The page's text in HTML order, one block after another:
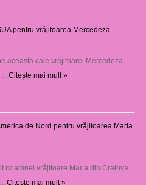
pentru vrăjitoarea Mercedeza
această cale vrăjitoarei Mercedeza
Citește mai mult »
de Nord pentru vrăjitoarea Maria
doamnei vrăjitoare Maria din Craiova
Citește mai mult »